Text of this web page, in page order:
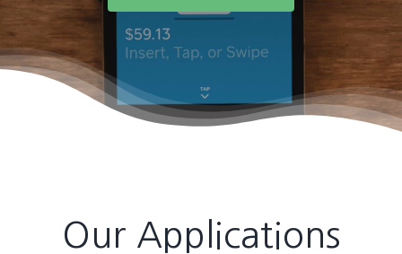
Our Applications